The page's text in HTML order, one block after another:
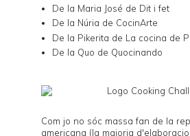
De la Maria José de Dit i fet
De la Núria de CocinArte
De la Pikerita de La cocina de
De la Quo de Quocinando
Com jo no sóc massa fan de la
americana (la majoria